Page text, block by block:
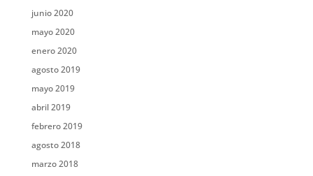
junio 2020
mayo 2020
enero 2020
agosto 2019
mayo 2019
abril 2019
febrero 2019
agosto 2018
marzo 2018